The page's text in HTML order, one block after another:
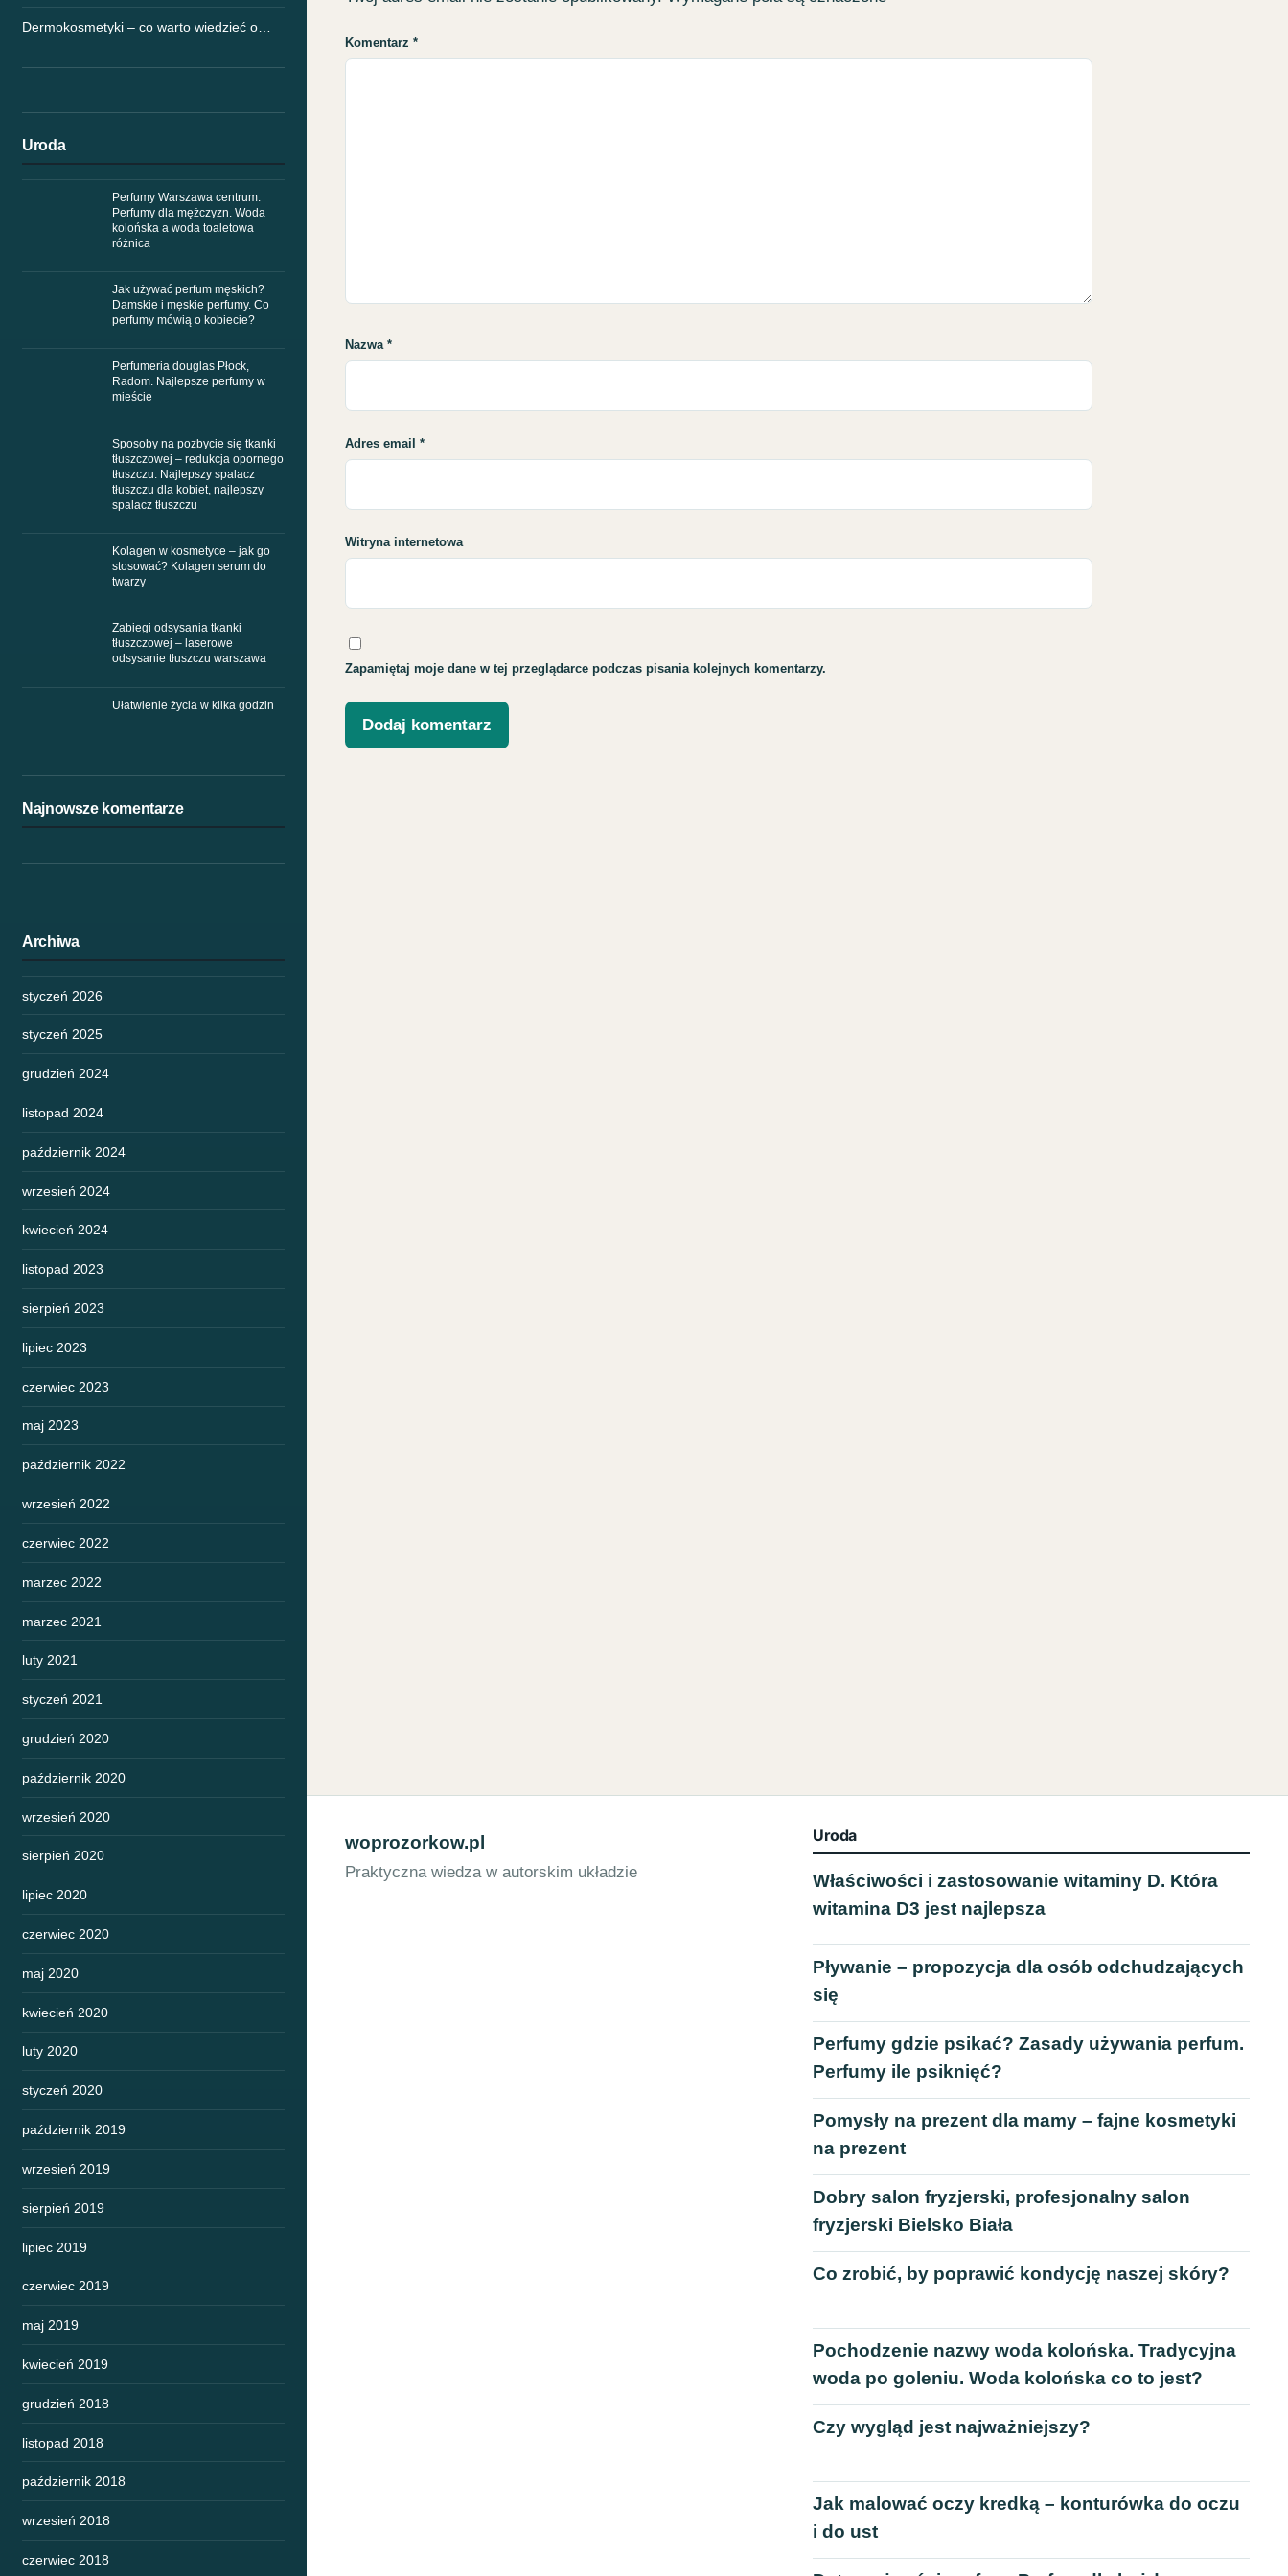
Dermokosmetyki – co warto wiedzieć o…
Uroda
Perfumy Warszawa centrum.
Perfumy dla mężczyzn. Woda
kolońska a woda toaletowa
różnica
Jak używać perfum męskich?
Damskie i męskie perfumy. Co
perfumy mówią o kobiecie?
Perfumeria douglas Płock,
Radom. Najlepsze perfumy w
mieście
Sposoby na pozbycie się tkanki
tłuszczowej – redukcja opornego
tłuszczu. Najlepszy spalacz
tłuszczu dla kobiet, najlepszy
spalacz tłuszczu
Kolagen w kosmetyce – jak go
stosować? Kolagen serum do
twarzy
Zabiegi odsysania tkanki
tłuszczowej – laserowe
odsysanie tłuszczu warszawa
Ułatwienie życia w kilka godzin
Najnowsze komentarze
Archiwa
styczeń 2026
styczeń 2025
grudzień 2024
listopad 2024
październik 2024
wrzesień 2024
kwiecień 2024
listopad 2023
sierpień 2023
lipiec 2023
czerwiec 2023
maj 2023
październik 2022
wrzesień 2022
czerwiec 2022
marzec 2022
marzec 2021
luty 2021
styczeń 2021
grudzień 2020
październik 2020
wrzesień 2020
sierpień 2020
lipiec 2020
czerwiec 2020
maj 2020
kwiecień 2020
luty 2020
styczeń 2020
październik 2019
wrzesień 2019
sierpień 2019
lipiec 2019
czerwiec 2019
maj 2019
kwiecień 2019
grudzień 2018
listopad 2018
październik 2018
wrzesień 2018
czerwiec 2018
Komentarz*
Nazwa*
Adres email*
Witryna internetowa
Zapamiętaj moje dane w tej przeglądarce podczas pisania kolejnych komentarzy.
woprozorkow.pl
Praktyczna wiedza w autorskim układzie
Uroda
Właściwości i zastosowanie witaminy D. Która
witamina D3 jest najlepsza
Pływanie – propozycja dla osób odchudzających
się
Perfumy gdzie psikać? Zasady używania perfum.
Perfumy ile psiknięć?
Pomysły na prezent dla mamy – fajne kosmetyki
na prezent
Dobry salon fryzjerski, profesjonalny salon
fryzjerski Bielsko Biała
Co zrobić, by poprawić kondycję naszej skóry?
Pochodzenie nazwy woda kolońska. Tradycyjna
woda po goleniu. Woda kolońska co to jest?
Czy wygląd jest najważniejszy?
Jak malować oczy kredką – konturówka do oczu
i do ust